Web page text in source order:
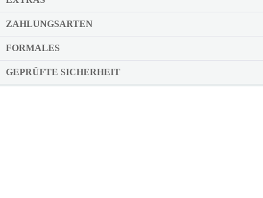
ZAHLUNGSARTEN
FORMALES
GEPRÜFTE SICHERHEIT